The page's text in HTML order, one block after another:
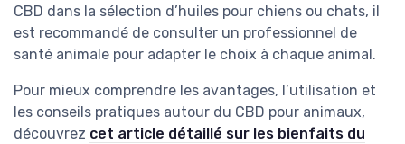
CBD dans la sélection d’huiles pour chiens ou chats, il
est recommandé de consulter un professionnel de
santé animale pour adapter le choix à chaque animal.
Pour mieux comprendre les avantages, l’utilisation et
les conseils pratiques autour du CBD pour animaux,
découvrez cet article détaillé sur les bienfaits du